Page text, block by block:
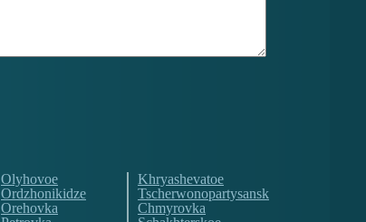
Olyhovoe
Ordzhonikidze
Orehovka
Khryashevatoe
Tscherwonopartysansk
Chmyrovka